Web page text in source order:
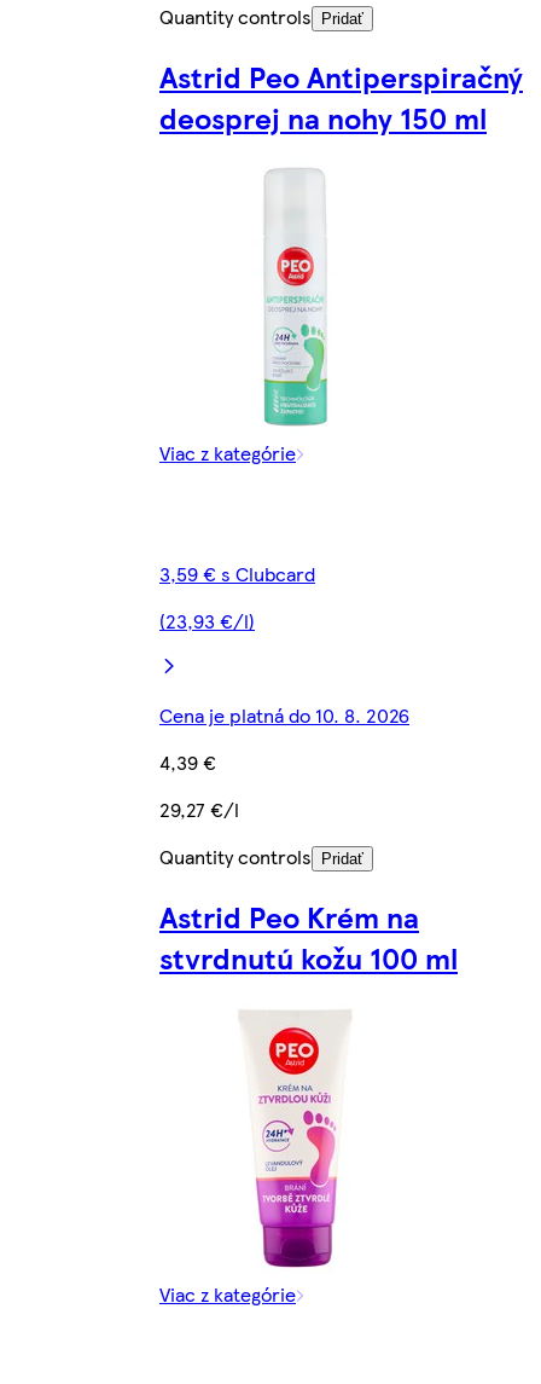
Quantity controls
Pridať
Astrid Peo Antiperspiračný
deosprej na nohy 150 ml
Viac z kategórie
3,59 € s Clubcard
(23,93 €/l)
Cena je platná do 10. 8. 2026
4,39 €
29,27 €/l
Quantity controls
Pridať
Astrid Peo Krém na
stvrdnutú kožu 100 ml
Viac z kategórie